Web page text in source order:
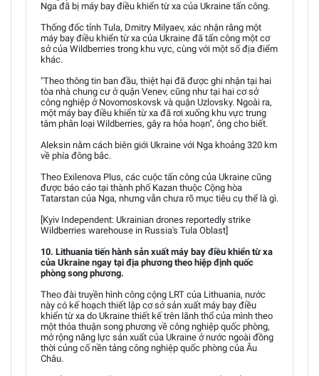
Nga đã bị máy bay điều khiển từ xa của Ukraine tấn công.
Thống đốc tỉnh Tula, Dmitry Milyaev, xác nhận rằng một
máy bay điều khiển từ xa của Ukraine đã tấn công một cơ
sở của Wildberries trong khu vực, cùng với một số địa điểm
khác.
"Theo thông tin ban đầu, thiệt hại đã được ghi nhận tại hai
tòa nhà chung cư ở quận Venev, cũng như tại hai cơ sở
công nghiệp ở Novomoskovsk và quận Uzlovsky. Ngoài ra,
một máy bay điều khiển từ xa đã rơi xuống khu vực trung
tâm phân loại Wildberries, gây ra hỏa hoạn", ông cho biết.
Aleksin nằm cách biên giới Ukraine với Nga khoảng 320 km
về phía đông bắc.
Theo Exilenova Plus, các cuộc tấn công của Ukraine cũng
được báo cáo tại thành phố Kazan thuộc Cộng hòa
Tatarstan của Nga, nhưng vẫn chưa rõ mục tiêu cụ thể là gì.
[Kyiv Independent: Ukrainian drones reportedly strike
Wildberries warehouse in Russia's Tula Oblast]
10. Lithuania tiến hành sản xuất máy bay điều khiển từ xa
của Ukraine ngay tại địa phương theo hiệp định quốc
phòng song phương.
Theo đài truyền hình công cộng LRT của Lithuania, nước
này có kế hoạch thiết lập cơ sở sản xuất máy bay điều
khiển từ xa do Ukraine thiết kế trên lãnh thổ của mình theo
một thỏa thuận song phương về công nghiệp quốc phòng,
mở rộng năng lực sản xuất của Ukraine ở nước ngoài đồng
thời củng cố nền tảng công nghiệp quốc phòng của Âu
Châu.